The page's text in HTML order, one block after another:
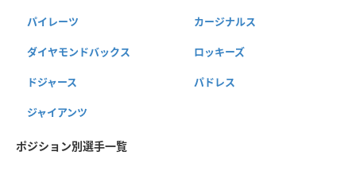
パイレーツ カージナルス
ダイヤモンドバックス ロッキーズ
ドジャース パドレス
ジャイアンツ
ポジション別選手一覧